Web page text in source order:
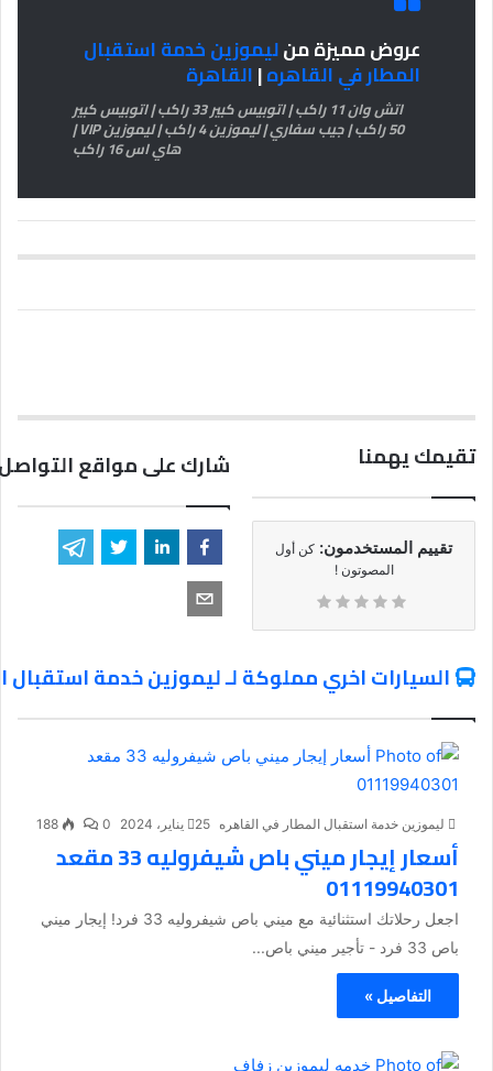
عروض مميزة منليموزين خدمة استقبال
المطار في القاهره|القاهرة
اتش وان 11 راكب | اتوبيس كبير 33 راكب | اتوبيس كبير
50 راكب | جيب سفاري | ليموزين 4 راكب | ليموزين VIP |
هاي اس 16 راكب
تقيمك يهمنا
تقييم المستخدمون: كن أول
المصوتون !
شارك على مواقع
السيارات اخري مملوكة لـ ليموزين خدمة استقبال
ليموزين خدمة استقبال المطار في القاهره 25 يناير، 2024 0
188
أسعار إيجار ميني باص شيفروليه 33 مقعد
01119940301
اجعل رحلاتك استثنائية مع ميني باص شيفروليه 33 فرد! إيجار ميني
باص 33 فرد - تأجير ميني باص...
التفاصيل »